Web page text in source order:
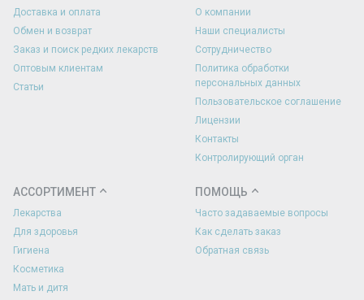
Доставка и оплата
Обмен и возврат
Заказ и поиск редких лекарств
Оптовым клиентам
Статьи
О компании
Наши специалисты
Сотрудничество
Политика обработки
персональных данных
Пользовательское соглашение
Лицензии
Контакты
Контролирующий орган
АССОРТИМЕНТ
Лекарства
Для здоровья
Гигиена
Косметика
Мать и дитя
ПОМОЩЬ
Часто задаваемые вопросы
Как сделать заказ
Обратная связь